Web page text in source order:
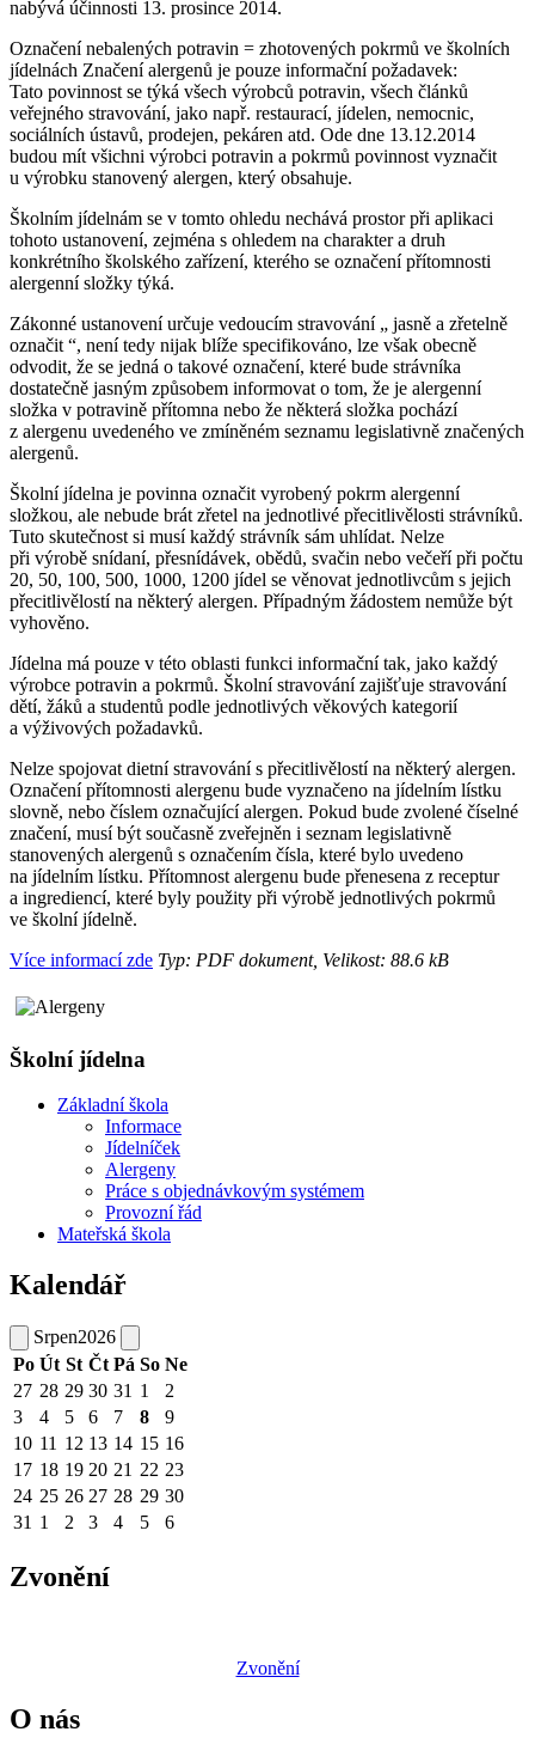
nabývá účinnosti 13. prosince 2014.
Označení nebalených potravin = zhotovených pokrmů ve školních
jídelnách Značení alergenů je pouze informační požadavek:
Tato povinnost se týká všech výrobců potravin, všech článků
veřejného stravování, jako např. restaurací, jídelen, nemocnic,
sociálních ústavů, prodejen, pekáren atd. Ode dne 13.12.2014
budou mít všichni výrobci potravin a pokrmů povinnost vyznačit
u výrobku stanovený alergen, který obsahuje.
Školním jídelnám se v tomto ohledu nechává prostor při aplikaci
tohoto ustanovení, zejména s ohledem na charakter a druh
konkrétního školského zařízení, kterého se označení přítomnosti
alergenní složky týká.
Zákonné ustanovení určuje vedoucím stravování „ jasně a zřetelně
označit “, není tedy nijak blíže specifikováno, lze však obecně
odvodit, že se jedná o takové označení, které bude strávníka
dostatečně jasným způsobem informovat o tom, že je alergenní
složka v potravině přítomna nebo že některá složka pochází
z alergenu uvedeného ve zmíněném seznamu legislativně značených
alergenů.
Školní jídelna je povinna označit vyrobený pokrm alergenní
složkou, ale nebude brát zřetel na jednotlivé přecitlivělosti strávníků.
Tuto skutečnost si musí každý strávník sám uhlídat. Nelze
při výrobě snídaní, přesnídávek, obědů, svačin nebo večeří při počtu
20, 50, 100, 500, 1000, 1200 jídel se věnovat jednotlivcům s jejich
přecitlivělostí na některý alergen. Případným žádostem nemůže být
vyhověno.
Jídelna má pouze v této oblasti funkci informační tak, jako každý
výrobce potravin a pokrmů. Školní stravování zajišťuje stravování
dětí, žáků a studentů podle jednotlivých věkových kategorií
a výživových požadavků.
Nelze spojovat dietní stravování s přecitlivělostí na některý alergen.
Označení přítomnosti alergenu bude vyznačeno na jídelním lístku
slovně, nebo číslem označující alergen. Pokud bude zvolené číselné
značení, musí být současně zveřejněn i seznam legislativně
stanovených alergenů s označením čísla, které bylo uvedeno
na jídelním lístku. Přítomnost alergenu bude přenesena z receptur
a ingrediencí, které byly použity při výrobě jednotlivých pokrmů
ve školní jídelně.
Více informací zde Typ: PDF dokument, Velikost: 88.6 kB
Školní jídelna
Základní škola
Informace
Jídelníček
Alergeny
Práce s objednávkovým systémem
Provozní řád
Mateřská škola
Kalendář
Srpen2026
Po Út St Čt Pá So Ne
27 28 29 30 31 1
2
3
4 5 6 7 8
9
10 11 12 13 14 15 16
17 18 19 20 21 22 23
24 25 26 27 28 29 30
31 1 2 3 4 5 6
Zvonění
Zvonění
O nás